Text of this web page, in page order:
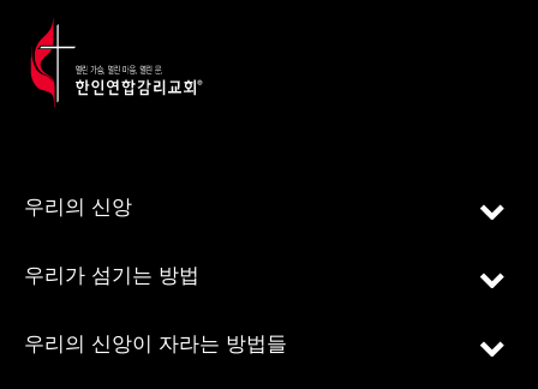
우리의 신앙
우리가 섬기는 방법
우리의 신앙이 자라는 방법들